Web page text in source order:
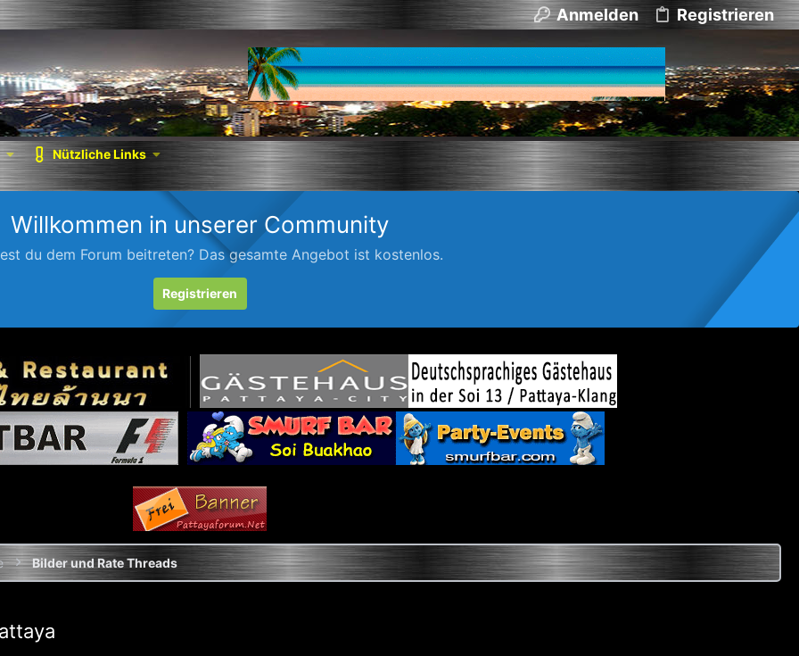
Anmelden Registrieren
Nützliche Links
Willkommen in unserer Community
du dem Forum beitreten? Das gesamte Angebot ist kostenlos.
Registrieren
Bilder und Rate Threads